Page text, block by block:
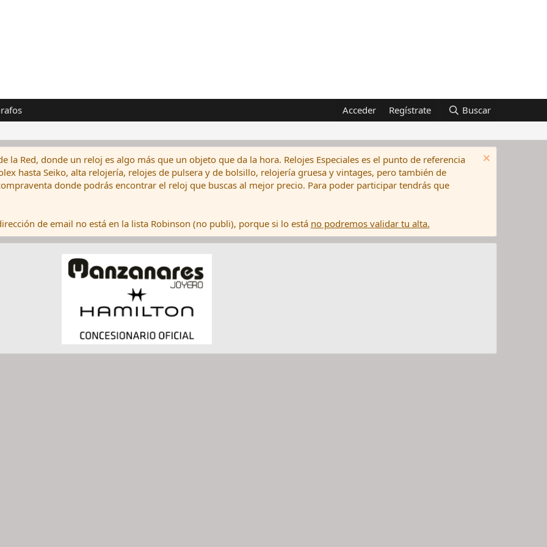
Acceder Regístrate Buscar
la Red, donde un reloj es algo más que un objeto que da la hora. Relojes Especiales es el punto de referencia
hasta Seiko, alta relojería, relojes de pulsera y de bolsillo, relojería gruesa y vintages, pero también de
donde podrás encontrar el reloj que buscas al mejor precio. Para poder participar tendrás que
de email no está en la lista Robinson (no publi), porque si lo está no podremos validar tu alta.